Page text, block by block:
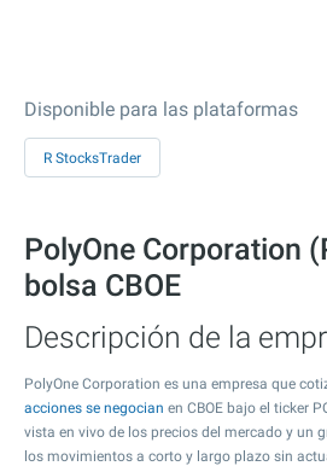
Disponible para las plataformas
R StocksTrader
PolyOne Corporation
bolsa CBOE
Descripción de la
PolyOne Corporation es una empresa que
acciones se negocian en CBOE bajo el ticker
vista en vivo de los precios del mercado y un
los movimientos a corto y largo plazo sin